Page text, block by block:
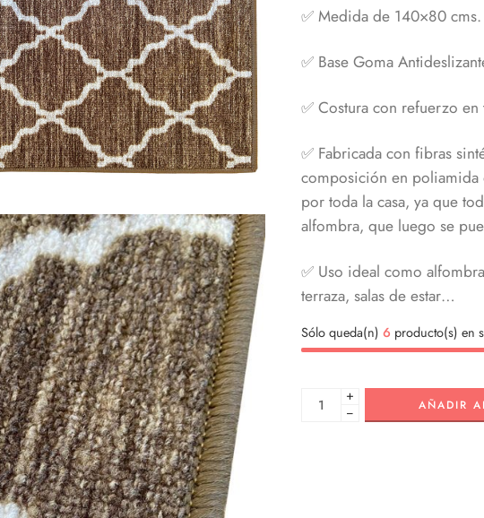
✅ Medida de 140×80 cms.
✅ Base Goma
✅Costura con refuerzo
✅ Fabricada con fibras
composición en poliamida
por toda la casa, ya que
alfombra, que luego se
✅ Uso ideal como
terraza, salas de estar…
Sólo queda(n) 6 producto(s) en
+
−
AÑADIR